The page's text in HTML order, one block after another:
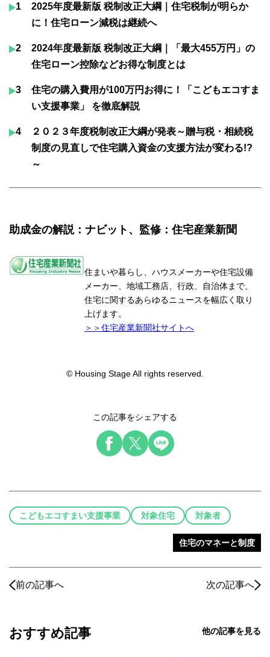
1
2025年度最新版 税制改正大綱｜住宅税制が明らか
に！住宅ローン減税は継続へ
2
2024年度最新版 税制改正大綱｜「最大455万円」の
住宅ローン控除などお得な制度とは
3
住宅の購入費用が100万円お得に！「こどもエコすま
い支援事業」 を徹底解説
4
２０２３年度税制改正大綱が発表～贈与税・相続税
制度の見直しで住宅購入資金の支援方法が変わる!?
～
助成金の解説：ナビット、監修：住宅産業新聞
住まいや暮らし、ハウスメーカーや住宅設備
メーカー、地域工務店、行政、自治体まで、
住宅に関するあらゆるニュースを幅広く取り
上げます。
＞＞住宅産業新聞社サイトへ
© Housing Stage All rights reserved.
この記事をシェアする
こどもエコすまい支援事業 対象住宅 対象者
住宅のマネーと制度
前の記事へ 次の記事へ
おすすめ記事 他の記事を見る